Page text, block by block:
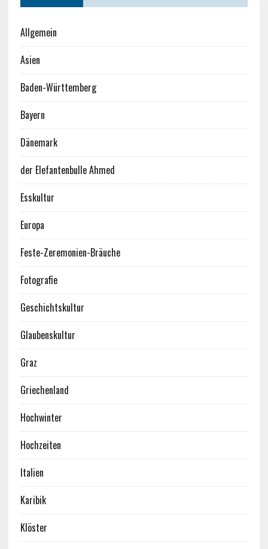
Allgemein
Asien
Baden-Württemberg
Bayern
Dänemark
der Elefantenbulle Ahmed
Esskultur
Europa
Feste-Zeremonien-Bräuche
Fotografie
Geschichtskultur
Glaubenskultur
Graz
Griechenland
Hochwinter
Hochzeiten
Italien
Karibik
Klöster